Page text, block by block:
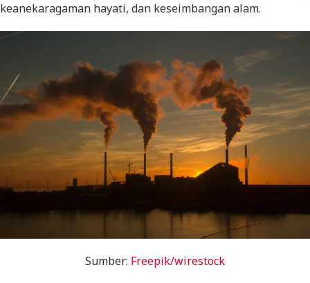
keanekaragaman hayati, dan keseimbangan alam.
Sumber: Freepik/wirestock